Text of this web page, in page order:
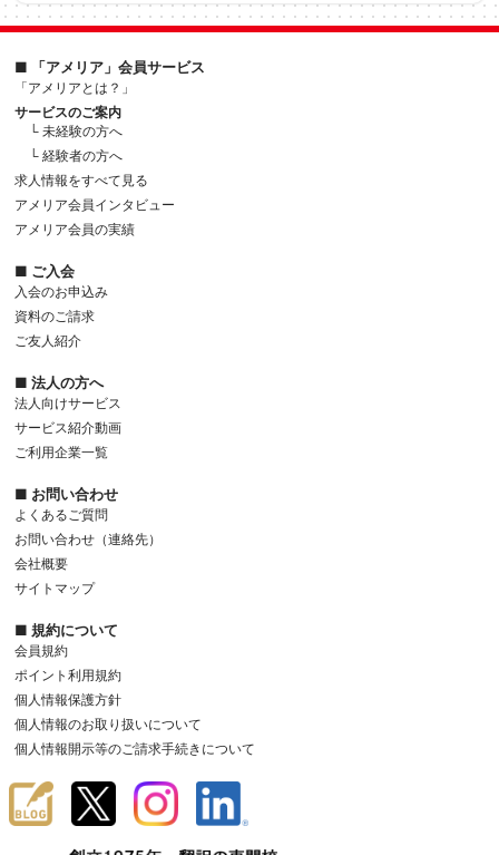
■ 「アメリア」会員サービス
「アメリアとは？」
サービスのご案内
└ 未経験の方へ
└ 経験者の方へ
求人情報をすべて見る
アメリア会員インタビュー
アメリア会員の実績
■ ご入会
入会のお申込み
資料のご請求
ご友人紹介
■ 法人の方へ
法人向けサービス
サービス紹介動画
ご利用企業一覧
■ お問い合わせ
よくあるご質問
お問い合わせ（連絡先）
会社概要
サイトマップ
■ 規約について
会員規約
ポイント利用規約
個人情報保護方針
個人情報のお取り扱いについて
個人情報開示等のご請求手続きについて